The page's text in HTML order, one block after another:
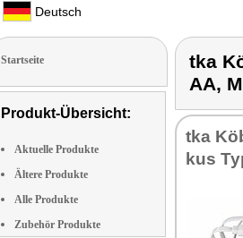
Deutsch
Startseite
Produkt-Übersicht:
Aktuelle Produkte
Ältere Produkte
Alle Produkte
Zubehör Produkte
tka
AA,
tka
kus